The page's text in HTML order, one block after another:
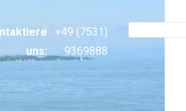
uns:
+49 (7531)
9369888